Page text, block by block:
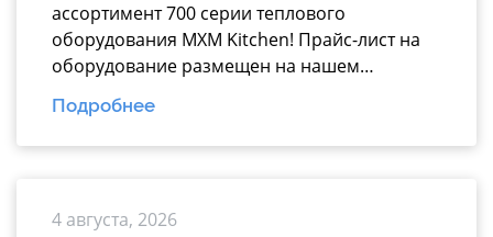
ассортимент 700 серии теплового
оборудования MXM Kitchen! Прайс-лист на
оборудование размещен на нашем
официальном сайте mariholod.com в
разделе «Прайс-лист». Дополнительную
информацию вы можете получить у
сотрудничество.
Подробнее
4 августа, 2026